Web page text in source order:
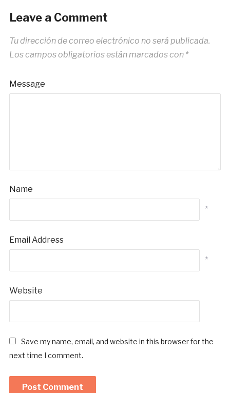
Leave a Comment
Tu dirección de correo electrónico no será publicada.
Los campos obligatorios están marcados con *
Message
Name
*
Email Address
*
Website
Save my name, email, and website in this browser for the
next time I comment.